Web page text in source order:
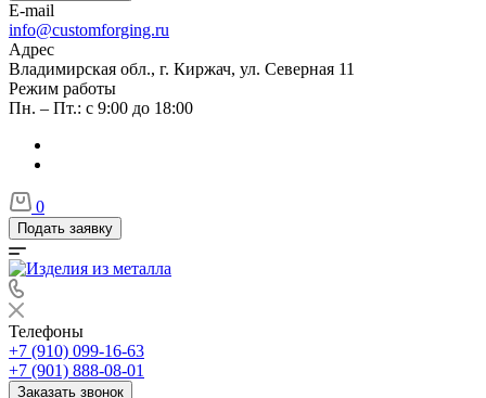
E-mail
info@customforging.ru
Адрес
Владимирская обл., г. Киржач, ул. Северная 11
Режим работы
Пн. – Пт.: с 9:00 до 18:00
0
Подать заявку
Телефоны
+7 (910) 099-16-63
+7 (901) 888-08-01
Заказать звонок